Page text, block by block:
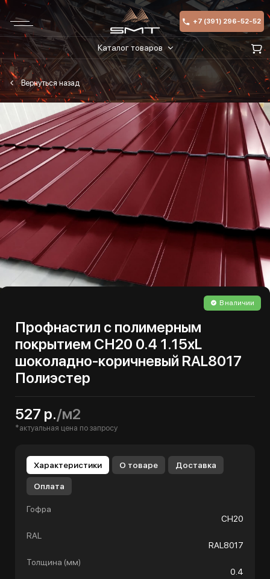
+7 (391) 296-52-52
Каталог товаров
В наличии
Профнастил с полимерным
покрытием СН20 0.4 1.15хL
шоколадно-коричневый RAL8017
Полиэстер
527 р./м2
*актуальная цена по запросу
Характеристики О товаре Доставка
Оплата
Гофра
СН20
RAL
RAL8017
Толщина (мм)
0.4